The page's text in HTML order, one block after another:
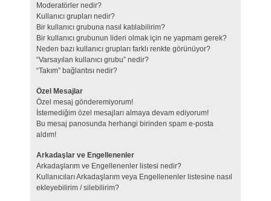
Moderatörler nedir?
Kullanıcı grupları nedir?
Bir kullanıcı grubuna nasıl katılabilirim?
Bir kullanıcı grubunun lideri olmak için ne yapmam gerek?
Neden bazı kullanıcı grupları farklı renkte görünüyor?
“Varsayılan kullanıcı grubu” nedir?
“Takım” bağlantısı nedir?
Özel Mesajlar
Özel mesaj gönderemiyorum!
İstemediğim özel mesajları almaya devam ediyorum!
Bu mesaj panosunda herhangi birinden spam e-posta
aldım!
Arkadaşlar ve Engellenenler
Arkadaşlarım ve Engellenenler listesi nedir?
Kullanıcıları Arkadaşlarım veya Engellenenler listesine nasıl
ekleyebilirim / silebilirim?